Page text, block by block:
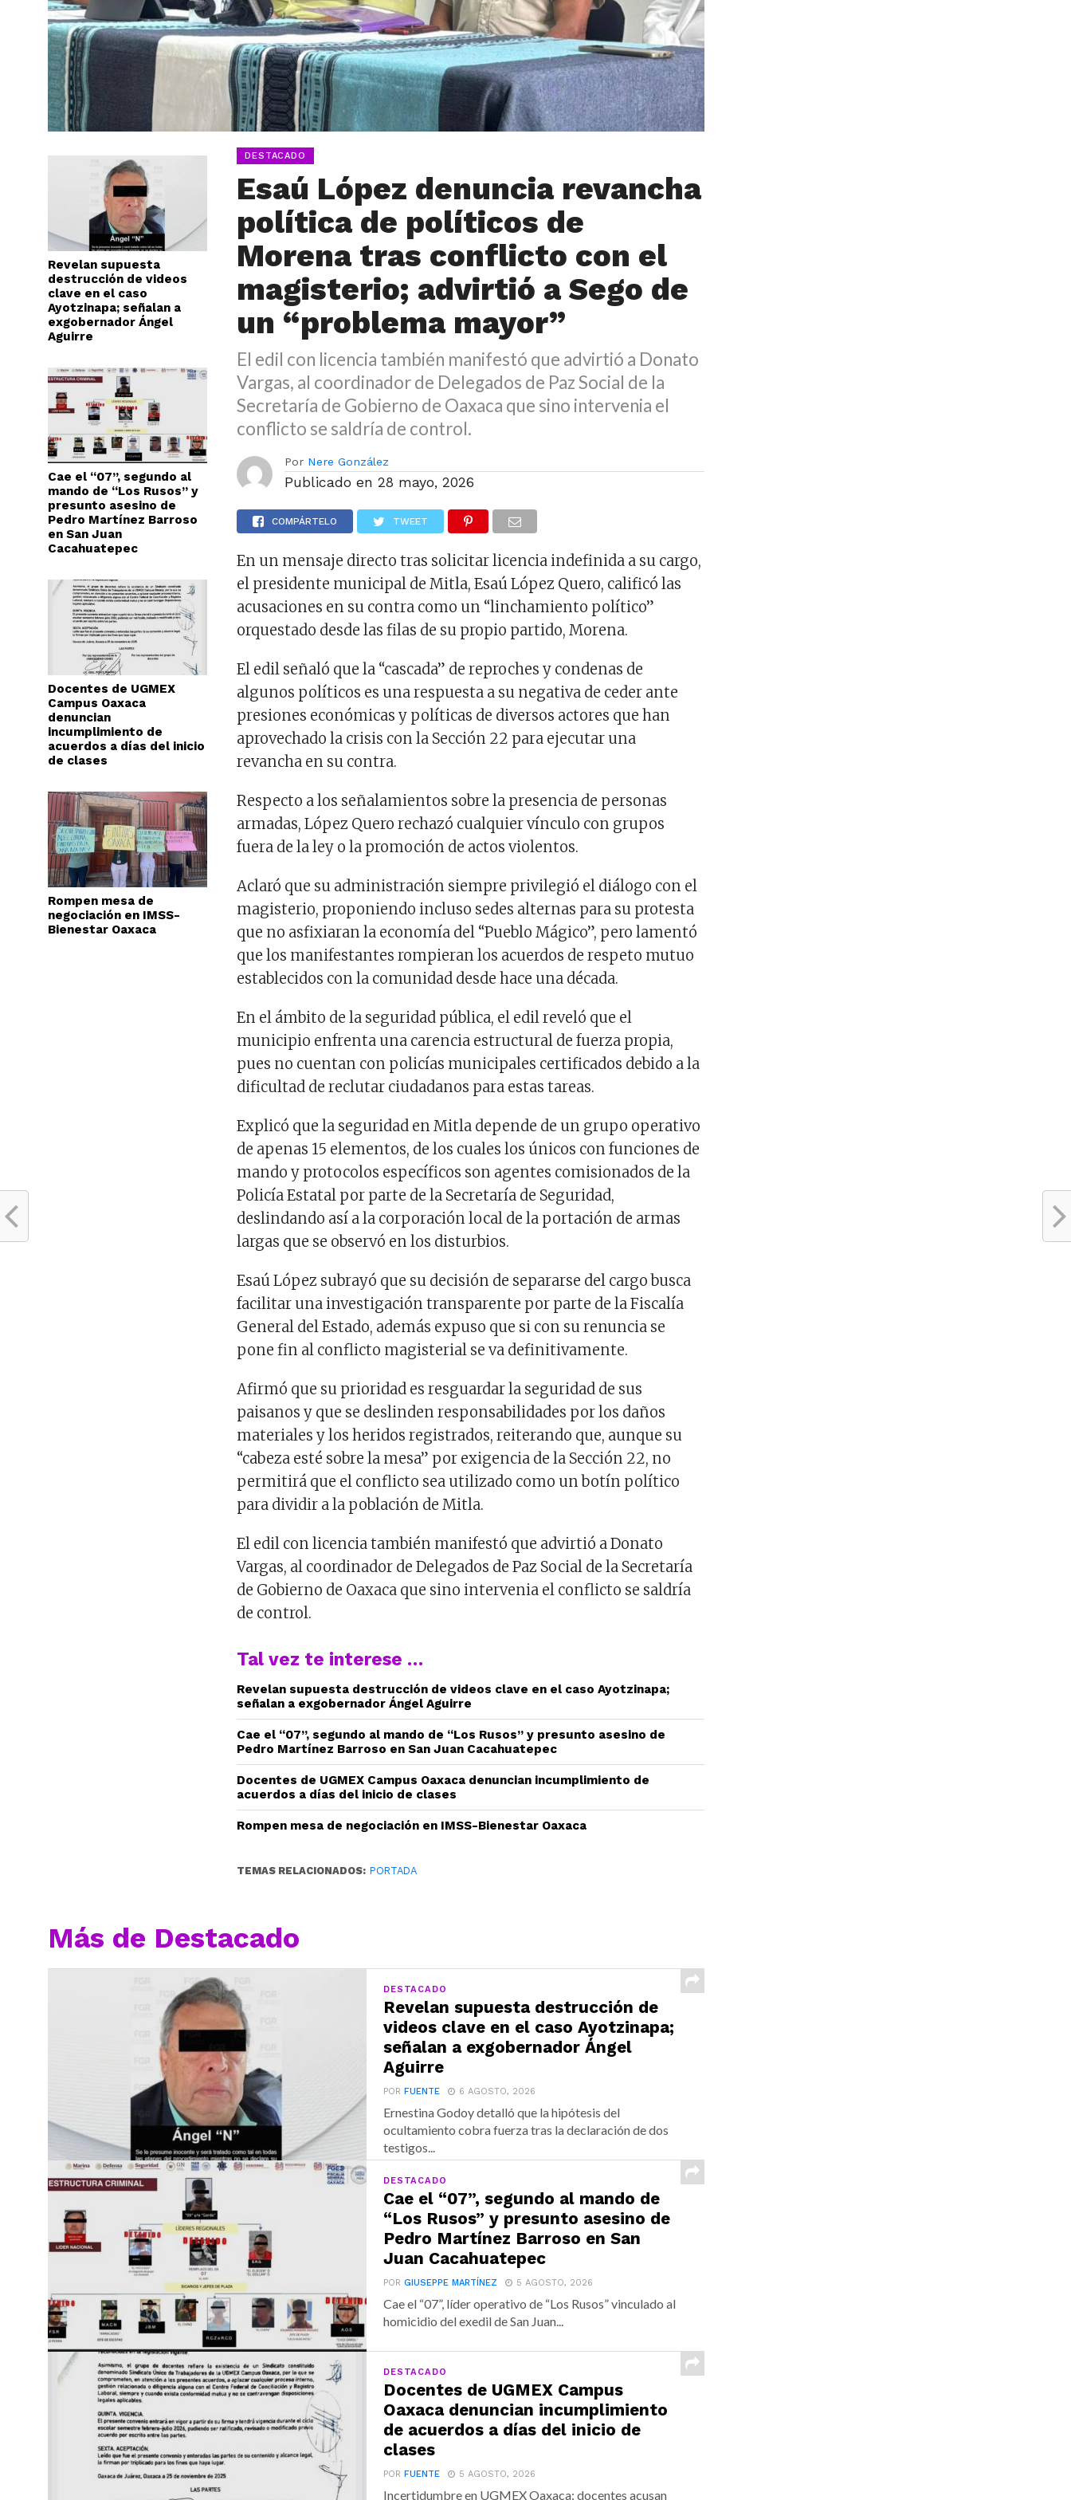
Revelan supuesta
destrucción de videos
clave en el caso
Ayotzinapa; señalan a
exgobernador Ángel
Aguirre
Cae el “07”, segundo al
mando de “Los Rusos” y
presunto asesino de
Pedro Martínez Barroso
en San Juan
Cacahuatepec
Docentes de UGMEX
Campus Oaxaca
denuncian
incumplimiento de
acuerdos a días del inicio
de clases
Rompen mesa de
negociación en IMSS-
Bienestar Oaxaca
DESTACADO
Esaú López denuncia revancha
política de políticos de
Morena tras conflicto con el
magisterio; advirtió a Sego de
un “problema mayor”
El edil con licencia también manifestó que advirtió a Donato
Vargas, al coordinador de Delegados de Paz Social de la
Secretaría de Gobierno de Oaxaca que sino intervenia el
conflicto se saldría de control.
Por Nere González
Publicado en 28 mayo, 2026
COMPÁRTELO TWEET
En un mensaje directo tras solicitar licencia indefinida a su cargo,
el presidente municipal de Mitla, Esaú López Quero, calificó las
acusaciones en su contra como un “linchamiento político”
orquestado desde las filas de su propio partido, Morena.
El edil señaló que la “cascada” de reproches y condenas de
algunos políticos es una respuesta a su negativa de ceder ante
presiones económicas y políticas de diversos actores que han
aprovechado la crisis con la Sección 22 para ejecutar una
revancha en su contra.
Respecto a los señalamientos sobre la presencia de personas
armadas, López Quero rechazó cualquier vínculo con grupos
fuera de la ley o la promoción de actos violentos.
Aclaró que su administración siempre privilegió el diálogo con el
magisterio, proponiendo incluso sedes alternas para su protesta
que no asfixiaran la economía del “Pueblo Mágico”, pero lamentó
que los manifestantes rompieran los acuerdos de respeto mutuo
establecidos con la comunidad desde hace una década.
En el ámbito de la seguridad pública, el edil reveló que el
municipio enfrenta una carencia estructural de fuerza propia,
pues no cuentan con policías municipales certificados debido a la
dificultad de reclutar ciudadanos para estas tareas.
Explicó que la seguridad en Mitla depende de un grupo operativo
de apenas 15 elementos, de los cuales los únicos con funciones de
mando y protocolos específicos son agentes comisionados de la
Policía Estatal por parte de la Secretaría de Seguridad,
deslindando así a la corporación local de la portación de armas
largas que se observó en los disturbios.
Esaú López subrayó que su decisión de separarse del cargo busca
facilitar una investigación transparente por parte de la Fiscalía
General del Estado, además expuso que si con su renuncia se
pone fin al conflicto magisterial se va definitivamente.
Afirmó que su prioridad es resguardar la seguridad de sus
paisanos y que se deslinden responsabilidades por los daños
materiales y los heridos registrados, reiterando que, aunque su
“cabeza esté sobre la mesa” por exigencia de la Sección 22, no
permitirá que el conflicto sea utilizado como un botín político
para dividir a la población de Mitla.
El edil con licencia también manifestó que advirtió a Donato
Vargas, al coordinador de Delegados de Paz Social de la Secretaría
de Gobierno de Oaxaca que sino intervenia el conflicto se saldría
de control.
Tal vez te interese …
Revelan supuesta destrucción de videos clave en el caso Ayotzinapa;
señalan a exgobernador Ángel Aguirre
Cae el “07”, segundo al mando de “Los Rusos” y presunto asesino de
Pedro Martínez Barroso en San Juan Cacahuatepec
Docentes de UGMEX Campus Oaxaca denuncian incumplimiento de
acuerdos a días del inicio de clases
Rompen mesa de negociación en IMSS-Bienestar Oaxaca
TEMAS RELACIONADOS: PORTADA
Más de Destacado
DESTACADO
Revelan supuesta destrucción de
videos clave en el caso Ayotzinapa;
señalan a exgobernador Ángel
Aguirre
POR FUENTE 6 AGOSTO, 2026
Ernestina Godoy detalló que la hipótesis del
ocultamiento cobra fuerza tras la declaración de dos
testigos...
DESTACADO
Cae el “07”, segundo al mando de
“Los Rusos” y presunto asesino de
Pedro Martínez Barroso en San
Juan Cacahuatepec
PORGIUSEPPE MARTÍNEZ 5 AGOSTO, 2026
Cae el “07”, líder operativo de “Los Rusos” vinculado al
homicidio del exedil de San Juan...
DESTACADO
Docentes de UGMEX Campus
Oaxaca denuncian incumplimiento
de acuerdos a días del inicio de
clases
POR FUENTE 5 AGOSTO, 2026
Incertidumbre en UGMEX Oaxaca: docentes acusan